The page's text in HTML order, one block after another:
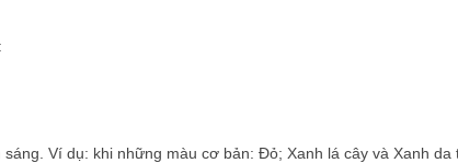
Ví dụ: khi những màu cơ bản: Đỏ; Xanh lá cây và Xanh